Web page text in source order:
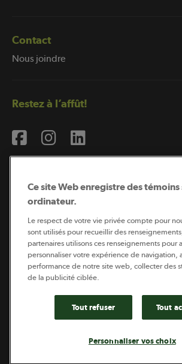
Contact
Nous joindre
Restez à l’affût!
Coopérateur est publié par Sollio
Il est l’outil d’information de la
québécoise.
Ce site Web enregistre des
ordinateur.
Le respect de votre vie privée compte pour
sont utilisés pour recueillir des
partenaires utilisons ces renseignements pour
personnaliser votre expérience de navigation,
performance de notre site web, collecter des
de la publicité ciblée.
Tout refuser Tout
Personnaliser vos choix